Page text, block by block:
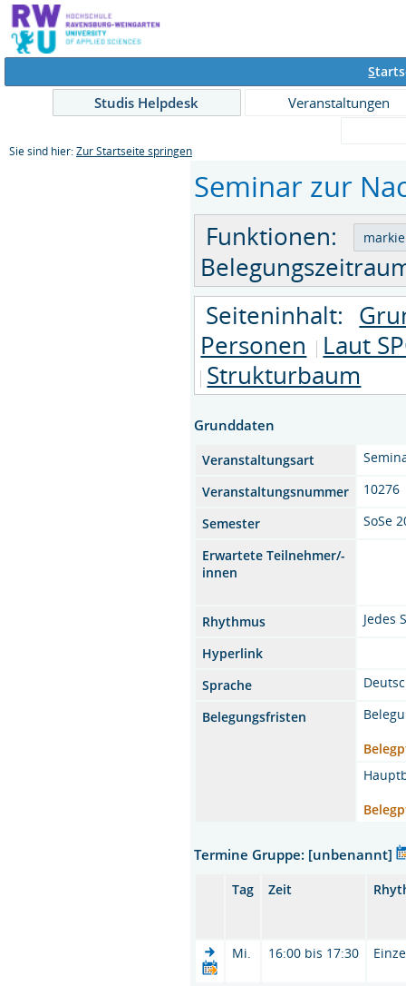
S
Studis Helpdesk
Veranstaltungen
Sie sind hier: Zur Startseite springen
Seminar zur
Funktionen:
Seiteninhalt:
Personen
Laut
Strukturbaum
Grunddaten
Veranstaltungsart
Veranstaltungsnummer
10276
Semester
SoSe
Erwartete Teilnehmer/-
innen
Rhythmus
Jedes
Hyperlink
Sprache
Belegungsfristen
Termine Gruppe: [unbenannt]
Tag Zeit
Mi. 16:00 bis 17:30